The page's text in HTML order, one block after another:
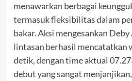
menawarkan berbagai
termasuk fleksibilitas dalam
bakar. Aksi mengesankan
lintasan berhasil mencatatkan
detik, dengan time aktual
debut yang sangat